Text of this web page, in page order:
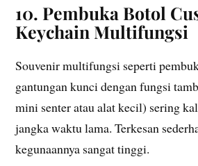
10. Pembuka Botol
Keychain Multifungsi
Souvenir multifungsi seperti
gantungan kunci dengan fungsi
mini senter atau alat kecil) sering
jangka waktu lama. Terkesan
kegunaannya sangat tinggi.